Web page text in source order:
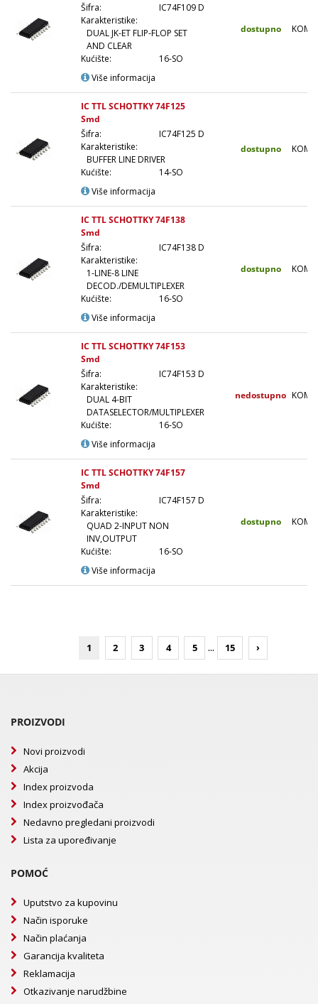
Šifra:
IC74F109 D
Karakteristike:
DUAL JK-ET FLIP-FLOP SET
AND CLEAR
Kućište:
16-SO
Više informacija
dostupno KOM
IC TTL SCHOTTKY 74F125
Smd
Šifra:
IC74F125 D
Karakteristike:
BUFFER LINE DRIVER
Kućište:
14-SO
Više informacija
dostupno KOM
IC TTL SCHOTTKY 74F138
Smd
Šifra:
IC74F138 D
Karakteristike:
1-LINE-8 LINE
DECOD./DEMULTIPLEXER
Kućište:
16-SO
Više informacija
dostupno KOM
IC TTL SCHOTTKY 74F153
Smd
Šifra:
IC74F153 D
Karakteristike:
DUAL 4-BIT
DATASELECTOR/MULTIPLEXER
Kućište:
16-SO
Više informacija
nedostupno KOM
IC TTL SCHOTTKY 74F157
Smd
Šifra:
IC74F157 D
Karakteristike:
QUAD 2-INPUT NON
INV,OUTPUT
Kućište:
16-SO
Više informacija
dostupno KOM
1 2 3 4 5 ... 15 ›
PROIZVODI
Novi proizvodi
Akcija
Index proizvoda
Index proizvođača
Nedavno pregledani proizvodi
Lista za upoređivanje
POMOĆ
Uputstvo za kupovinu
Način isporuke
Način plaćanja
Garancija kvaliteta
Reklamacija
Otkazivanje narudžbine